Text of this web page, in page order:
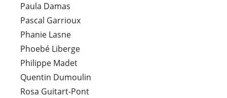
Paula Damas
Pascal Garrioux
Phanie Lasne
Phoebé Liberge
Philippe Madet
Quentin Dumoulin
Rosa Guitart-Pont